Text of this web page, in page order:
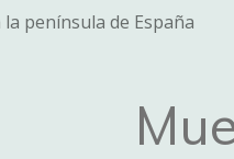
península de España